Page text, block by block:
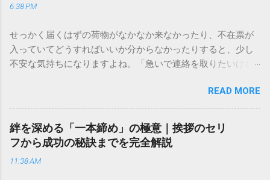
6:38 PM
せっかく届くはずの荷物がなかなか来なかったり、不在票が
入っていてどうすればいいか分からなかったりすると、少し
不安な気持ちになりますよね。「急いで連絡を取りたいけれ
きできる？」といった疑問を抱える方も多いはずです。 福山
通運は企業間物流のイメージが強いかもしれませんが、個人
向けの宅配サービスも非常に充実しています。大切なのは、
目的に合わせた適切な連絡先を選ぶことです。この記事で
は、荷物の追跡確認から営業所への電話連絡、再配達の依頼
手順まで、初めての方でも迷わずに解決できる方法を詳しく
READ MORE
絆を深める「一本締め」の極意｜挨拶のセリ
フから成功の秘訣までを完全解説
11:38 AM